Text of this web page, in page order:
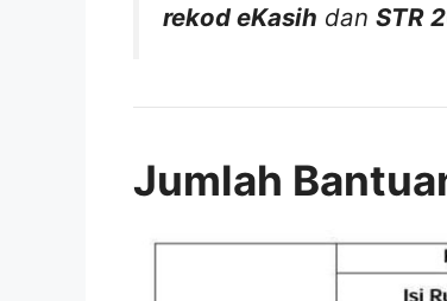
rekod eKasih dan STR
Jumlah